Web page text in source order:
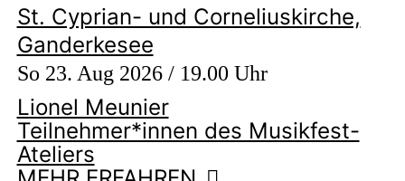
St. Cyprian- und Corneliuskirche,
Ganderkesee
So 23. Aug 2026 / 19.00 Uhr
Lionel Meunier
Teilnehmer*innen des Musikfest-
Ateliers